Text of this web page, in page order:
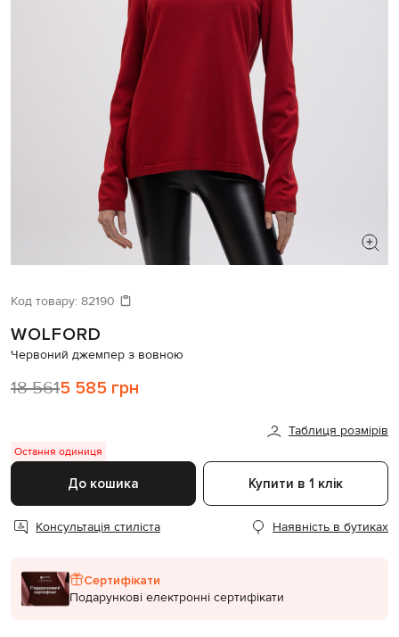
Давайте підберемо щось ще
Схожі товари
Код товару: 82190
WOLFORD
Червоний джемпер з вовною
18 5615 585 грн
Таблиця розмірів
Остання одиниця
До кошика Купити в 1 клік
Консультація стиліста Наявність в бутиках
Сертифікати
Подарункові електронні сертифікати